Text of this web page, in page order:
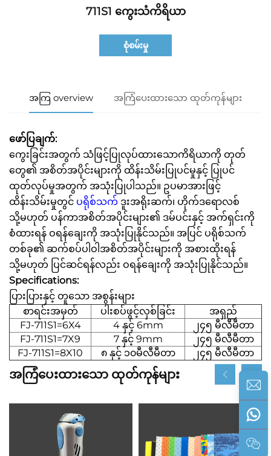
711S1 ကွေးသံကိရိယာ
စုံစမ်းမှု
အကြ overview အကြံပေးထားသော ထုတ်ကုန်များ
ဖော်ပြချက်:
ကွေးခြင်းအတွက် သံဖြင့်ပြုလုပ်ထားသောကိရိယာကို တုတ်
တွေ၏ အစိတ်အပိုင်းများကို ထိန်းသိမ်းပြုပင်မှုနှင့် ပြုပင်
ထုတ်လုပ်မှုအတွက် အသုံးပြုပါသည်။ ဥပမာအားဖြင့်
ထိန်းသိမ်းမှုတွင် ပရိုစ်သက် ဒူးအရိုးဆက်၊ ဟိုက်ဒရောလစ်
သို့မဟုတ် ပန်ကာအစိတ်အပိုင်းများ၏ ဒမ်ပင်းနှင့် အက်ရှင်းကို
စံထားရန် ဝရန်ချေးကို အသုံးပြုနိုင်သည်။ အပြင် ပရိုစ်သက်
တစ်ခု၏ ဆက်စပ်ပါဝါအစိတ်အပိုင်းများကို အစားထိုးရန်
သို့မဟုတ် ပြင်ဆင်ရန်လည်း ဝရန်ချေးကို အသုံးပြုနိုင်သည်။
Specifications:
ပြားပြားနှင့် တူသော အစွန်းများ
စာရင်းအမှတ်
ပါးစပ်ဖွင့်လှစ်ခြင်း
အရှည်
FJ-711S1=6X4
4 နှင့် 6mm
၂၄၅ မီလီမီတာ
FJ-711S1=7X9
7 နှင့် 9mm
၂၄၅ မီလီမီတာ
FJ-711S1=8X10
၈ နှင့် ၁၀မီလီမီတာ ၂၄၅ မီလီမီတာ
အကြံပေးထားသော ထုတ်ကုန်များ